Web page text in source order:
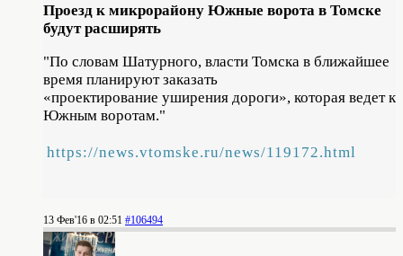
Проезд к микрорайону Южные ворота в Томске
будут расширять
"По словам Шатурного, власти Томска в ближайшее
время планируют заказать
«проектирование уширения дороги», которая ведет к
Южным воротам."
https://news.vtomske.ru/news/119172.html
13 Фев'16 в 02:51 #106494